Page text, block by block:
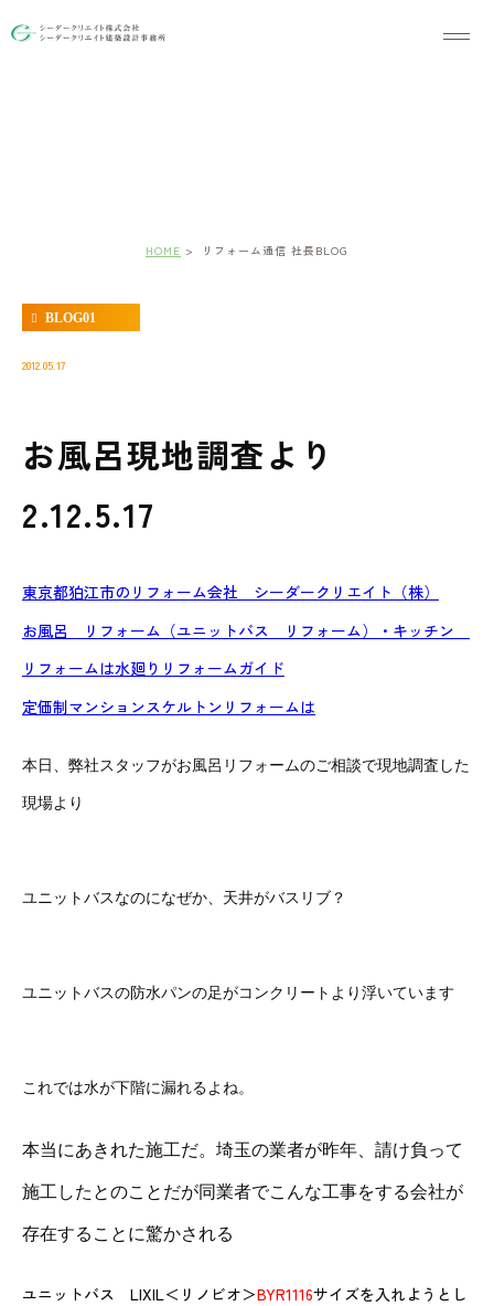
HOME リフォーム通信 社長BLOG
BLOG01
2012.05.17
お風呂現地調査より
2.12.5.17
東京都狛江市のリフォーム会社 シーダークリエイト（株）
お風呂 リフォーム（ユニットバス リフォーム）・キッチン
リフォームは水廻りリフォームガイド
定価制マンションスケルトンリフォームは
本日、弊社スタッフがお風呂リフォームのご相談で現地調査した
現場より
ユニットバスなのになぜか、天井がバスリブ？
ユニットバスの防水パンの足がコンクリートより浮いています
これでは水が下階に漏れるよね。
本当にあきれた施工だ。埼玉の業者が昨年、請け負って
施工したとのことだが同業者でこんな工事をする会社が
存在することに驚かされる
ユニットバス LIXIL＜リノビオ＞BYR1116サイズを入れようとし